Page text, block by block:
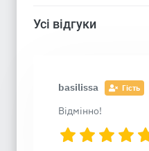
Усі відгуки
basilissa Гість
Відмінно!